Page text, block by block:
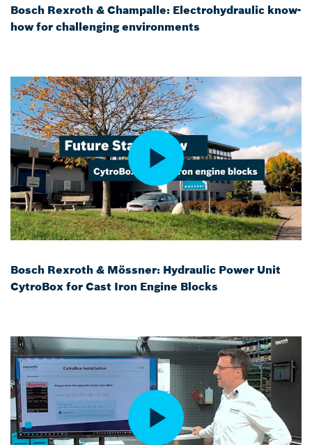
Bosch Rexroth & Champalle: Electrohydraulic know-
how for challenging environments
Bosch Rexroth & Mössner: Hydraulic Power Unit
CytroBox for Cast Iron Engine Blocks